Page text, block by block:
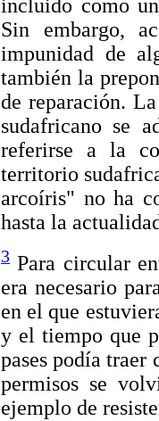
incluido como
Sin embargo,
impunidad de
también la
de reparación.
sudafricano se
referirse a la
territorio
arcoíris" no ha
hasta la
3 Para circular
era necesario
en el que
y el tiempo que
pases podía traer
permisos se
ejemplo de